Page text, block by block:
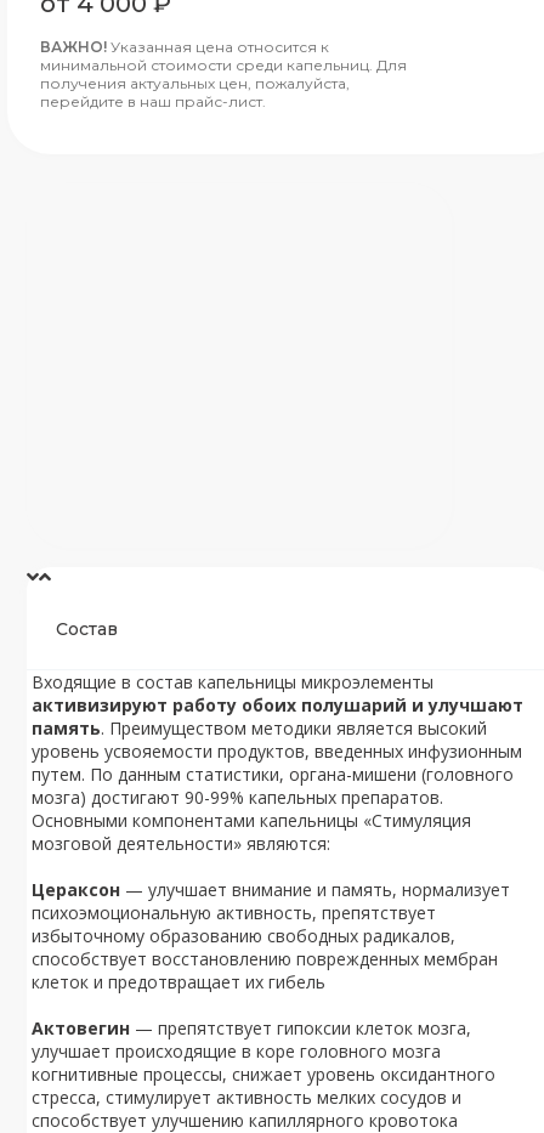
ВАЖНО! Указанная цена относится к
минимальной стоимости среди капельниц. Для
получения актуальных цен, пожалуйста,
перейдите в наш прайс-лист.
Состав
Входящие в состав капельницы микроэлементы
активизируют работу обоих полушарий и улучшают
память. Преимуществом методики является высокий
уровень усвояемости продуктов, введенных инфузионным
путем. По данным статистики, органа-мишени (головного
мозга) достигают 90-99% капельных препаратов.
Основными компонентами капельницы «Стимуляция
мозговой деятельности» являются:
Цераксон — улучшает внимание и память, нормализует
психоэмоциональную активность, препятствует
избыточному образованию свободных радикалов,
способствует восстановлению поврежденных мембран
клеток и предотвращает их гибель
Актовегин — препятствует гипоксии клеток мозга,
улучшает происходящие в коре головного мозга
когнитивные процессы, снижает уровень оксидантного
стресса, стимулирует активность мелких сосудов и
способствует улучшению капиллярного кровотока